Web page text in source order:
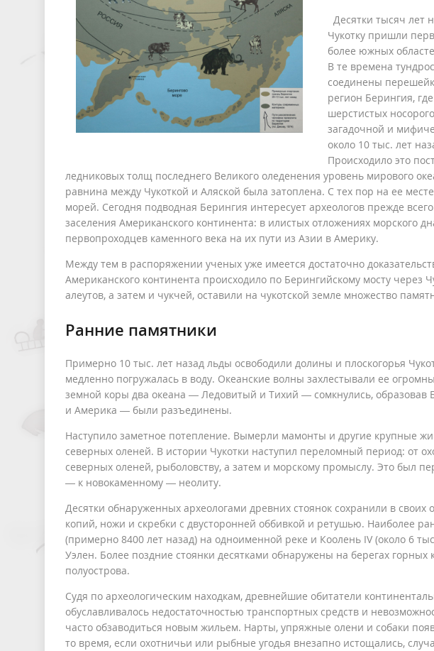
Десятки тысяч лет
Чукотку пришли
более южных
В те времена
соединены
регион Берингия,
шерстистых
загадочной и
около 10 тыс. лет
Происходило это
ледниковых толщ последнего Великого оледенения уровень мирового
равнина между Чукоткой и Аляской была затоплена. С тех пор на ее
морей. Сегодня подводная Берингия интересует археологов прежде
заселения Американского континента: в илистых отложениях морского
первопроходцев каменного века на их пути из Азии в Америку.
Между тем в распоряжении ученых уже имеется достаточно
Американского континента происходило по Берингийскому мосту через
алеутов, а затем и чукчей, оставили на чукотской земле множество
Ранние памятники
Примерно 10 тыс. лет назад льды освободили долины и плоскогорья
медленно погружалась в воду. Океанские волны захлестывали ее
земной коры два океана — Ледовитый и Тихий — сомкнулись, образовав
и Америка — были разъединены.
Наступило заметное потепление. Вымерли мамонты и другие крупные
северных оленей. В истории Чукотки наступил переломный период: от
северных оленей, рыболовству, а затем и морскому промыслу. Это был
— к новокаменному — неолиту.
Десятки обнаруженных археологами древних стоянок сохранили в
копий, ножи и скребки с двусторонней оббивкой и ретушью. Наиболее
(примерно 8400 лет назад) на одноименной реке и Коолень IV (около 6
Уэлен. Более поздние стоянки десятками обнаружены на берегах горных
полуострова.
Судя по археологическим находкам, древнейшие обитатели
обуславливалось недостаточностью транспортных средств и
часто обзаводиться новым жильем. Нарты, упряжные олени и собаки
то время, если охотничьи или рыбные угодья внезапно истощались,